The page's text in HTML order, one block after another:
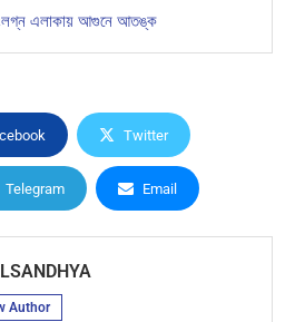
এলাকায় আগুনে আতঙ্ক
Twitter
Telegram Email
Author